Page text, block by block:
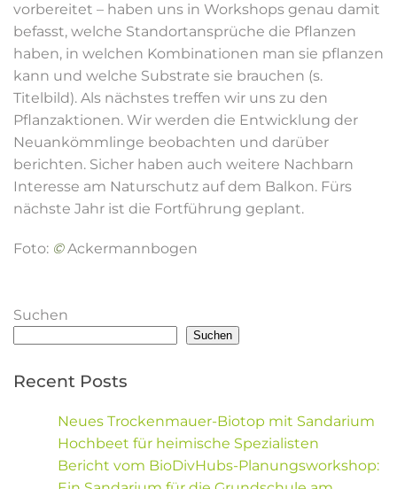
vorbereitet – haben uns in Workshops genau damit
befasst, welche Standortansprüche die Pflanzen
haben, in welchen Kombinationen man sie pflanzen
kann und welche Substrate sie brauchen (s.
Titelbild). Als nächstes treffen wir uns zu den
Pflanzaktionen. Wir werden die Entwicklung der
Neuankömmlinge beobachten und darüber
berichten. Sicher haben auch weitere Nachbarn
Interesse am Naturschutz auf dem Balkon. Fürs
nächste Jahr ist die Fortführung geplant.
Foto: ©Ackermannbogen
Suchen
Suchen
Recent Posts
Neues Trockenmauer-Biotop mit Sandarium
Hochbeet für heimische Spezialisten
Bericht vom BioDivHubs-Planungsworkshop: